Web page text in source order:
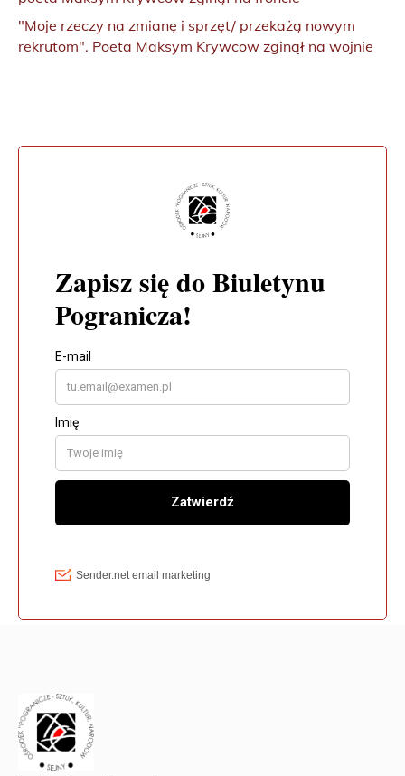
"Moje rzeczy na zmianę i sprzęt/ przekażą nowym
rekrutom". Poeta Maksym Krywcow zginął na wojnie